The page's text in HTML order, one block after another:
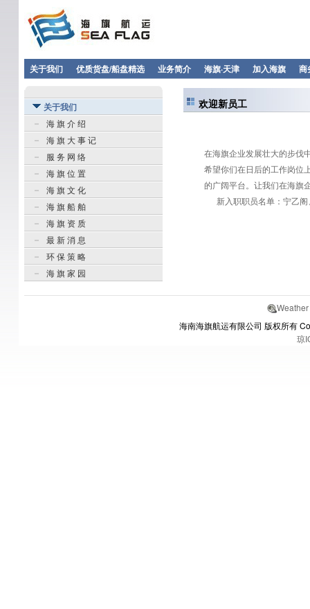
关于我们 优质货盘/船盘精选 业务简介 海旗·天津 加入海旗 商
关于我们
海 旗 介 绍
海 旗 大 事 记
服 务 网 络
海 旗 位 置
海 旗 文 化
海 旗 船 舶
海 旗 资 质
最 新 消 息
环 保 策 略
海 旗 家 园
欢迎新员工
在海旗企业发展壮大的步伐
希望你们在日后的工作岗位
的广阔平台。让我们在海旗
新入职职员名单：宁乙阁
Weather
海南海旗航运有限公司 版权所有
琼